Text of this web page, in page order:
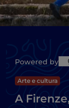
Powered by
Arte e cultura
A